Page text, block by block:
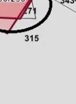
ilgili bilgi almak